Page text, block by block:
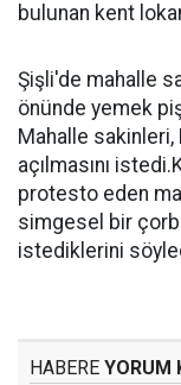
bulunan kent
Şişli'de mahalle
önünde yemek
Mahalle sakinleri,
açılmasını
protesto eden
simgesel bir
istediklerini
HABERE YORUM